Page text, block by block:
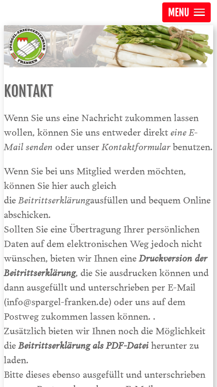
MENU
KONTAKT
Wenn Sie uns eine Nachricht zukommen lassen
wollen, können Sie uns entwederdirekteine E-
Mail senden oder unserKontaktformularbenutzen.
Wenn Sie bei uns Mitglied werden möchten,
können Sie hier auch gleich
die Beitrittserklärungausfüllen und bequem Online
abschicken.
Sollten Sie eine Übertragung Ihrer persönlichen
Daten auf dem elektronischen Weg jedoch nicht
wünschen, bieten wir Ihnen eineDruckversion der
Beitrittserklärung, die Sie ausdrucken können und
dann ausgefüllt und unterschrieben per E-Mail
(info@spargel-franken.de) oder uns auf dem
Postweg zukommen lassen können. .
Zusätzlich bieten wir Ihnen noch die Möglichkeit
dieBeitrittserklärung als PDF-Dateiherunter zu
laden.
Bitte dieses ebenso ausgefüllt und unterschrieben